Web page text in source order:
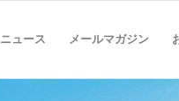
ニュース メールマガジン